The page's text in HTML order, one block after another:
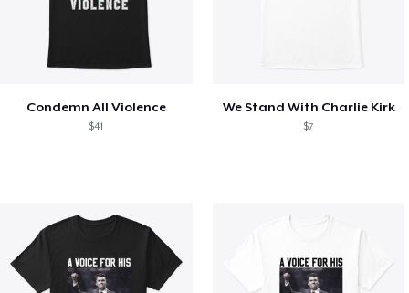
Condemn All Violence
$41
We Stand With Charlie Kirk
$7